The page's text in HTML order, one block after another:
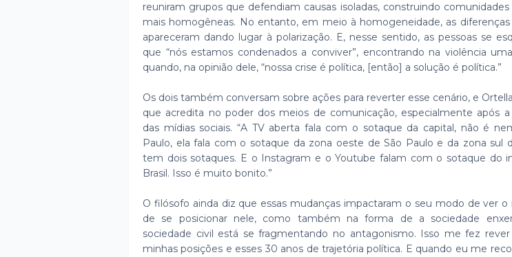
reuniram grupos que defendiam causas isoladas, construindo comunidades
mais homogêneas. No entanto, em meio à homogeneidade, as
apareceram dando lugar à polarização. E, nesse sentido, as pessoas se
que “nós estamos condenados a conviver”, encontrando na violência
quando, na opinião dele, “nossa crise é política, [então] a solução é política.”
Os dois também conversam sobre ações para reverter esse cenário, e
que acredita no poder dos meios de comunicação, especialmente após a
das mídias sociais. “A TV aberta fala com o sotaque da capital, não é
Paulo, ela fala com o sotaque da zona oeste de São Paulo e da zona sul
tem dois sotaques. E o Instagram e o Youtube falam com o sotaque do
Brasil. Isso é muito bonito.”
O filósofo ainda diz que essas mudanças impactaram o seu modo de ver
de se posicionar nele, como também na forma de a sociedade
sociedade civil está se fragmentando no antagonismo. Isso me fez
minhas posições e esses 30 anos de trajetória política. E quando eu me